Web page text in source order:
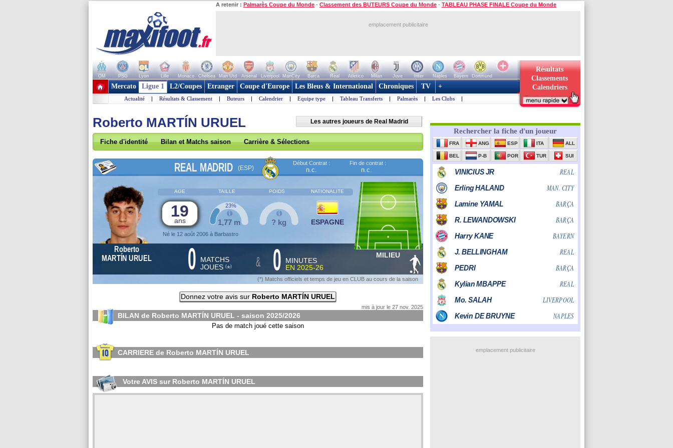
A retenir : Palmarès Coupe du Monde - Classement des BUTEURS Coupe du Monde - TABLEAU PHASE FINALE Coupe du Monde
emplacement publicitaire
OM PSG Lyon Lille Monaco Chelsea Man Utd Arsenal Liverpool ManCity Barca Real Atletico Milan Juve Inter Naples Bayern
Dortmund
+ de clubs
Résultats
Classements
Calendriers
Mercato Ligue 1 L2/Coupes Etranger Coupe d'Europe Les Bleus & International Chroniques TV +
Actualité | Résultats & Classement | Buteurs | Calendrier | Equipe type | Tableau Transferts | Palmarès | Les Clubs |
Roberto MARTÍN URUEL Les autres joueurs de Real Madrid
Fiche d'identité Bilan et Matchs saison Carrière & Sélections
REAL MADRID (ESP)
Début Contrat :
n.c.
Fin de contrat :
n.c.
AGE TAILLE POIDS NATIONALITE
19
ans
Né le 12 août 2006 à Barbastro
1,77 m
23%
? kg ESPAGNE
Roberto
MARTÍN URUEL
0 MATCHS
JOUES (*) & 0
MINUTES
EN 2025-26
MILIEU
(*) Matchs officiels et temps de jeu en CLUB au cours de la saison
Donnez votre avis sur Roberto MARTÍN URUEL
mis à jour le 27 nov. 2025
BILAN de Roberto MARTÍN URUEL - saison 2025/2026
Pas de match joué cette saison
CARRIERE de Roberto MARTÍN URUEL
Votre AVIS sur Roberto MARTÍN URUEL
emplacement publicitaire